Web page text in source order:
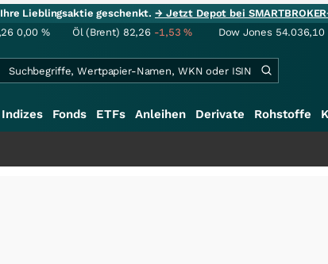
Lieblingsaktie geschenkt.→ Jetzt Depot bei
0,00 % Öl (Brent) 82,26 -1,53% Dow Jones 54.036,10
Indizes Fonds ETFs Anleihen Derivate Rohstoffe